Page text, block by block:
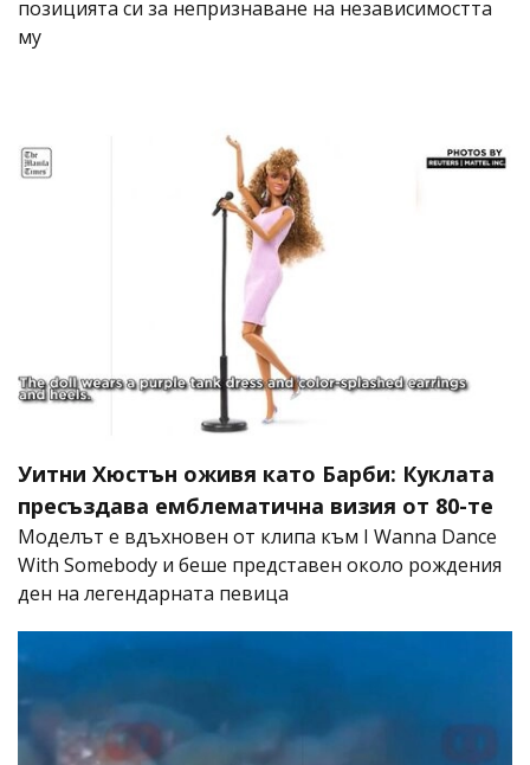
позицията си за непризнаване на независимостта
му
Уитни Хюстън оживя като Барби: Куклата
пресъздава емблематична визия от 80-те
Моделът е вдъхновен от клипа към I Wanna Dance
With Somebody и беше представен около рождения
ден на легендарната певица